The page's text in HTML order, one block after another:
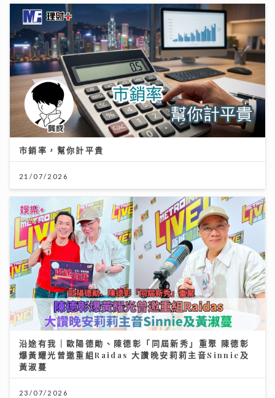
市銷率，幫你計平貴
21/07/2026
沿途有我｜歐陽德勛、陳德彰「同屆新秀」重聚 陳德彰
爆黃耀光曾邀重組Raidas 大讚晚安莉莉主音Sinnie及
黃淑蔓
23/07/2026